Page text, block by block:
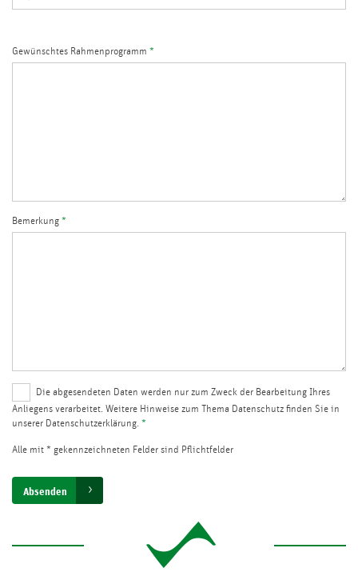
Gewünschtes Rahmenprogramm *
Bemerkung*
Die abgesendeten Daten werden nur zum Zweck der Bearbeitung Ihres
Anliegens verarbeitet. Weitere Hinweise zum Thema Datenschutz finden Sie in
unserer Datenschutzerklärung. *
Alle mit * gekennzeichneten Felder sind Pflichtfelder
Absenden